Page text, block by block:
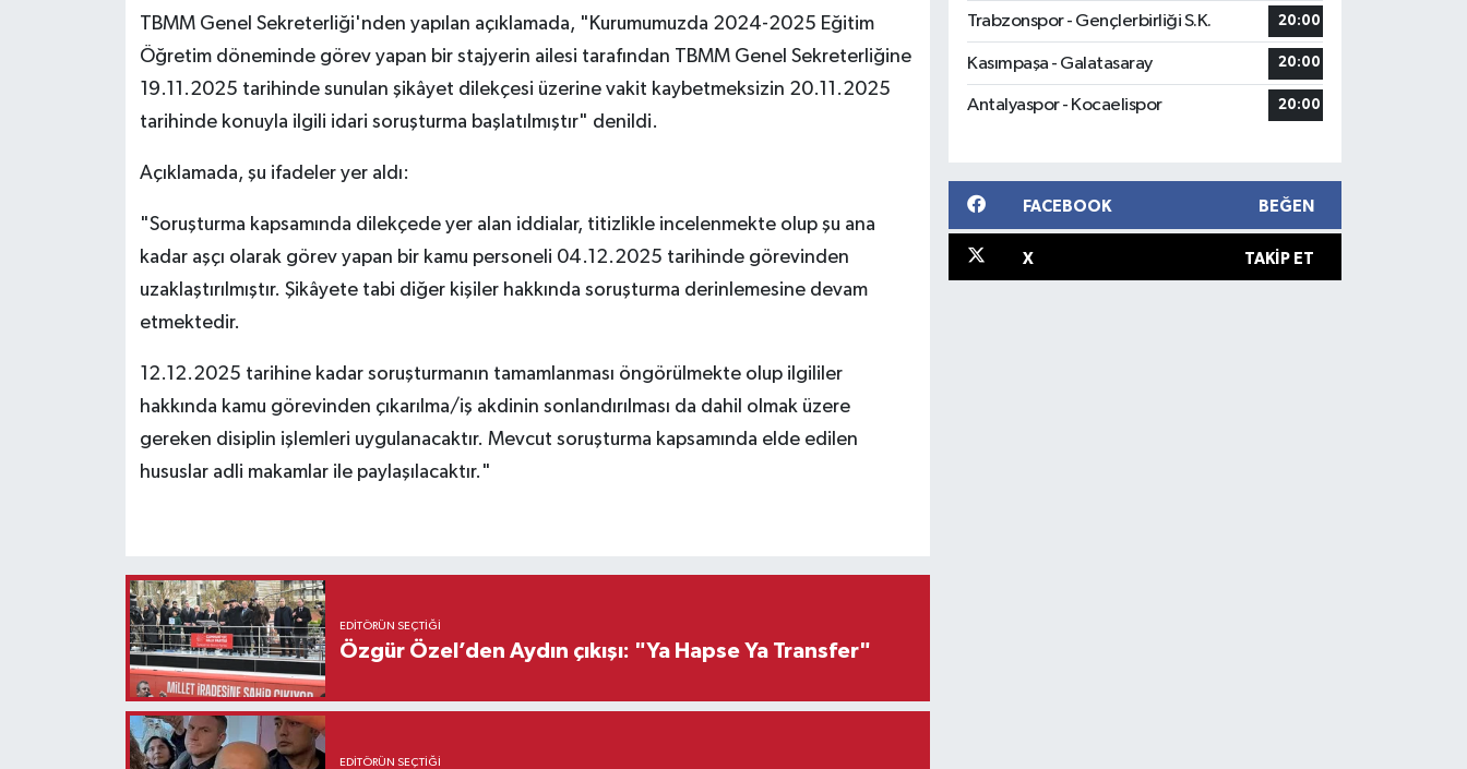
TBMM Genel Sekreterliği'nden yapılan açıklamada, "Kurumumuzda 2024-2025 Eğitim
Öğretim döneminde görev yapan bir stajyerin ailesi tarafından TBMM Genel Sekreterliğine
19.11.2025 tarihinde sunulan şikâyet dilekçesi üzerine vakit kaybetmeksizin 20.11.2025
tarihinde konuyla ilgili idari soruşturma başlatılmıştır" denildi.
Açıklamada, şu ifadeler yer aldı:
"Soruşturma kapsamında dilekçede yer alan iddialar, titizlikle incelenmekte olup şu ana
kadar aşçı olarak görev yapan bir kamu personeli 04.12.2025 tarihinde görevinden
uzaklaştırılmıştır. Şikâyete tabi diğer kişiler hakkında soruşturma derinlemesine devam
etmektedir.
12.12.2025 tarihine kadar soruşturmanın tamamlanması öngörülmekte olup ilgililer
hakkında kamu görevinden çıkarılma/iş akdinin sonlandırılması da dahil olmak üzere
gereken disiplin işlemleri uygulanacaktır. Mevcut soruşturma kapsamında elde edilen
hususlar adli makamlar ile paylaşılacaktır."
EDITÖRÜN SEÇTIĞI
Özgür Özel’den Aydın çıkışı: "Ya Hapse Ya Transfer"
EDITÖRÜN SEÇTIĞI
Trabzonspor - Gençlerbirliği S.K. 20:00
Kasımpaşa - Galatasaray 20:00
Antalyaspor - Kocaelispor 20:00
FACEBOOK BEĞEN
X TAKIP ET